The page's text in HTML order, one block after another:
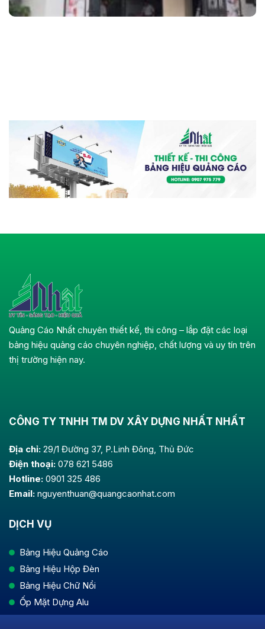
Quảng Cáo Nhất chuyên thiết kế, thi công – lắp đặt các loại
bảng hiệu quảng cáo chuyên nghiệp, chất lượng và uy tín trên
thị trường hiện nay.
CÔNG TY TNHH TM DV XÂY DỰNG NHẤT NHẤT
Địa chỉ: 29/1 Đường 37, P.Linh Đông, Thủ Đức
Điện thoại: 078 621 5486
Hotline: 0901 325 486
Email: nguyenthuan@quangcaonhat.com
DỊCH VỤ
Bảng Hiệu Quảng Cáo
Bảng Hiệu Hộp Đèn
Bảng Hiệu Chữ Nổi
Ốp Mặt Dựng Alu